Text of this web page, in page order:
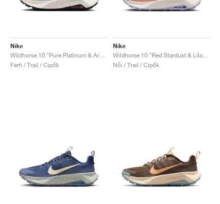
Nike
Férfi / Trail / Cipők
Nike
Női / Trail / Cipők